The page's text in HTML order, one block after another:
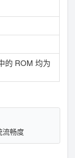
的 ROM 均为
流畅度